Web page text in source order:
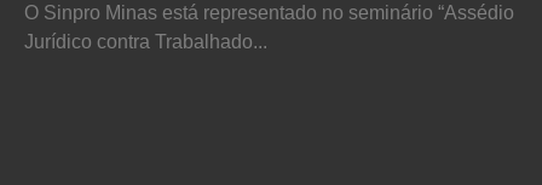
O Sinpro Minas está representado no seminário “Assédio
Jurídico contra Trabalhado...